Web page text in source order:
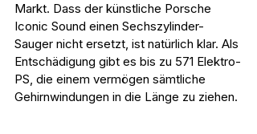
Markt. Dass der künstliche Porsche
Iconic Sound einen Sechszylinder-
Sauger nicht ersetzt, ist natürlich klar. Als
Entschädigung gibt es bis zu 571 Elektro-
PS, die einem vermögen sämtliche
Gehirnwindungen in die Länge zu ziehen.